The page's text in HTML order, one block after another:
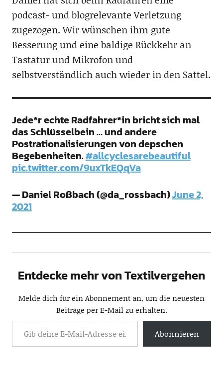
podcast- und blogrelevante Verletzung
zugezogen. Wir wünschen ihm gute
Besserung und eine baldige Rückkehr an
Tastatur und Mikrofon und
selbstverständlich auch wieder in den Sattel.
Jede*r echte Radfahrer*in bricht sich mal
das Schlüsselbein … und andere
Postrationalisierungen von depschen
Begebenheiten.#allcyclesarebeautiful
pic.twitter.com/9uxTkEQqVa
— Daniel Roßbach (@da_rossbach)June 2,
2021
Entdecke mehr von Textilvergehen
Melde dich für ein Abonnement an, um die neuesten
Beiträge per E-Mail zu erhalten.
Abonnieren